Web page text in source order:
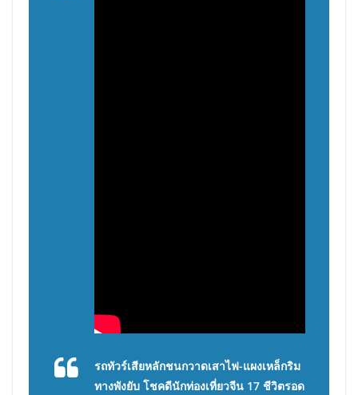
รถทัวร์เสียหลักชนกวาดเสาไฟ-แผงเหล็กริม
ทางพังยับ โชคดีนักท่องเที่ยวจีน 17 ชีวิตรอด